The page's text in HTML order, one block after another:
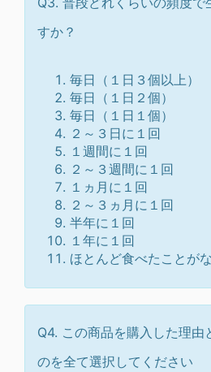
すか？
毎日（１日３個以上）
毎日（１日２個）
毎日（１日１個）
２～３日に１回
１週間に１回
２～３週間に１回
１ヵ月に１回
２～３ヵ月に１回
半年に１回
１年に１回
ほとんど食べたことが
Q4. この商品を購入した理由
のを全て選択してください